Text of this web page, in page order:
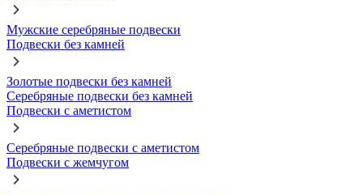
Мужские серебряные подвески
Подвески без камней
Золотые подвески без камней
Серебряные подвески без камней
Подвески с аметистом
Серебряные подвески с аметистом
Подвески с жемчугом